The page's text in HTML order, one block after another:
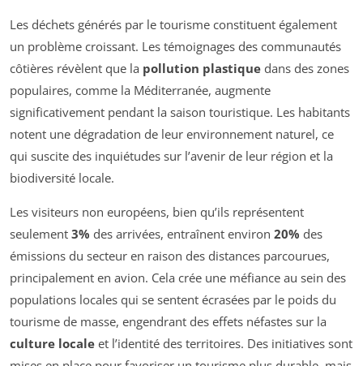
Les déchets générés par le tourisme constituent également
un problème croissant. Les témoignages des communautés
côtières révèlent que la pollution plastique dans des zones
populaires, comme la Méditerranée, augmente
significativement pendant la saison touristique. Les habitants
notent une dégradation de leur environnement naturel, ce
qui suscite des inquiétudes sur l’avenir de leur région et la
biodiversité locale.
Les visiteurs non européens, bien qu’ils représentent
seulement 3% des arrivées, entraînent environ 20% des
émissions du secteur en raison des distances parcourues,
principalement en avion. Cela crée une méfiance au sein des
populations locales qui se sentent écrasées par le poids du
tourisme de masse, engendrant des effets néfastes sur la
culture locale et l’identité des territoires. Des initiatives sont